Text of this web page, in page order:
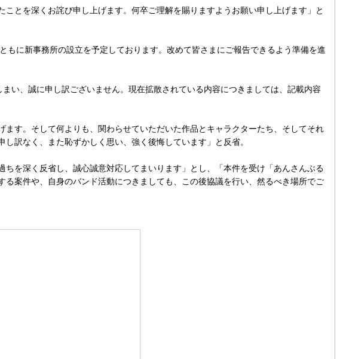
とを深くお詫び申し上げます。何卒ご理解を賜りますようお願い申し上げます」と
に新事務所の設立を予定しております。改めて皆さまにご報告できるよう準備を進
い、誠に申し訳ございません。現在拡散されている内容につきましては、記載内容
す。そして何よりも、関わらせていただいた作品とキャラクターたち、そしてそれ
訳なく、また恥ずかしく思い、強く後悔しています」と反省。
を深く反省し、誠心誠意対応してまいります」とし、「本件を受け「あんさんぶる
案件や、自身のバンド活動につきましても、この後協議を行い、然るべき場所でご